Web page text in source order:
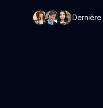
Dernière